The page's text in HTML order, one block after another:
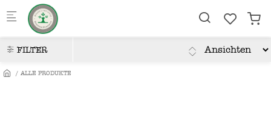
Skip to main content
FILTER
ALLE PRODUKTE